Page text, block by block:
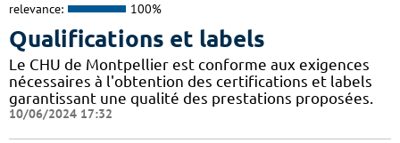
relevance: 100%
Qualifications et labels
Le CHU de Montpellier est conforme aux exigences
nécessaires à l'obtention des certifications et labels
garantissant une qualité des prestations proposées.
10/06/2024 17:32